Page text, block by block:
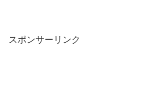
スポンサーリンク